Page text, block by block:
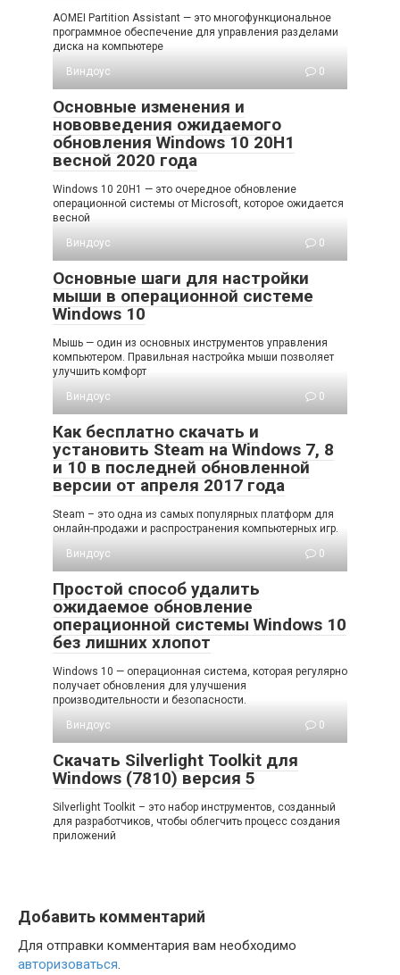
AOMEI Partition Assistant — это многофункциональное
программное обеспечение для управления разделами
диска на компьютере
Виндоус
0
Основные изменения и
нововведения ожидаемого
обновления Windows 10 20H1
весной 2020 года
Windows 10 20H1 — это очередное обновление
операционной системы от Microsoft, которое ожидается
весной
Виндоус
0
Основные шаги для настройки
мыши в операционной системе
Windows 10
Мышь — один из основных инструментов управления
компьютером. Правильная настройка мыши позволяет
улучшить комфорт
Виндоус
0
Как бесплатно скачать и
установить Steam на Windows 7, 8
и 10 в последней обновленной
версии от апреля 2017 года
Steam – это одна из самых популярных платформ для
онлайн-продажи и распространения компьютерных игр.
Виндоус
0
Простой способ удалить
ожидаемое обновление
операционной системы Windows 10
без лишних хлопот
Windows 10 — операционная система, которая регулярно
получает обновления для улучшения
производительности и безопасности.
Виндоус
0
Скачать Silverlight Toolkit для
Windows (7810) версия 5
Silverlight Toolkit – это набор инструментов, созданный
для разработчиков, чтобы облегчить процесс создания
приложений
Добавить комментарий
Для отправки комментария вам необходимо
авторизоваться.